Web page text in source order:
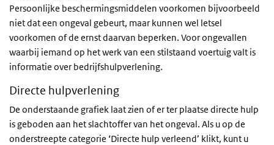
Persoonlijke beschermingsmiddelen voorkomen bijvoorbeeld
niet dat een ongeval gebeurt, maar kunnen wel letsel
voorkomen of de ernst daarvan beperken. Voor ongevallen
waarbij iemand op het werk van een stilstaand voertuig valt is
informatie over bedrijfshulpverlening.
Directe hulpverlening
De onderstaande grafiek laat zien of er ter plaatse directe hulp
is geboden aan het slachtoffer van het ongeval. Als u op de
onderstreepte categorie ‘Directe hulp verleend’ klikt, kunt u